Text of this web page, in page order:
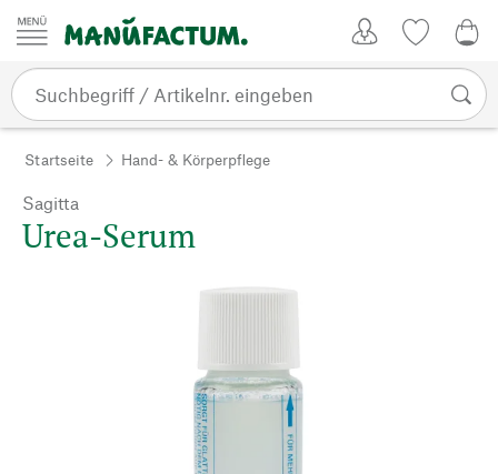
Zum Inhalt springen
Startseite Hand- & Körperpflege
Sagitta
Urea-Serum